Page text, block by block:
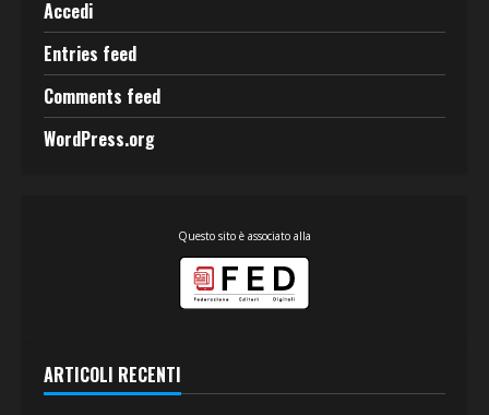
Accedi
Entries feed
Comments feed
WordPress.org
Questo sito è associato alla
ARTICOLI RECENTI